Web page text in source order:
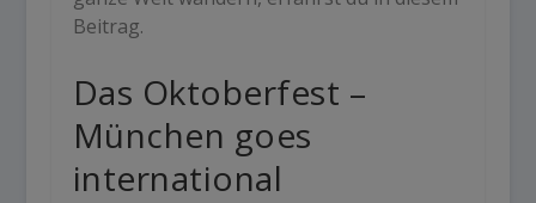
Beitrag.
Das Oktoberfest –
München goes
international